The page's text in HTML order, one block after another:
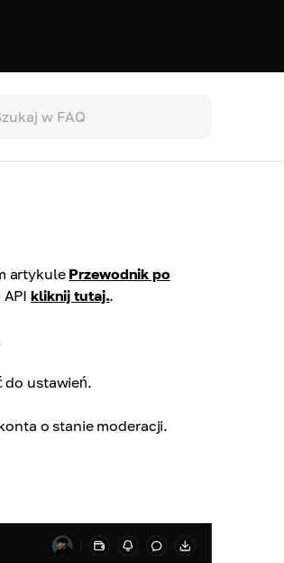
artykule Przewodnik po
kliknij tutaj..
do ustawień.
o stanie moderacji.